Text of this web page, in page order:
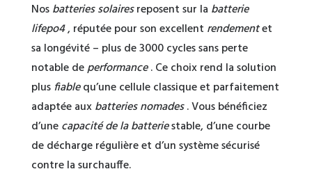
Nosbatteries solairesreposent sur la batterie
lifepo4, réputée pour son excellent rendementet
sa longévité – plus de 3000 cycles sans perte
notable deperformance. Ce choix rend la solution
plus fiablequ’une cellule classique et parfaitement
adaptée auxbatteries nomades. Vous bénéficiez
d’unecapacité de la batteriestable, d’une courbe
de décharge régulière et d’un système sécurisé
contre la surchauffe.